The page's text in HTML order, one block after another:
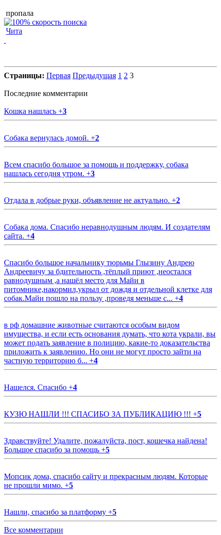
пропала
Чита
Страницы: Первая Предыдущая 1 2 3
Последние комментарии
Кошка нашлась +3
Собака вернулась домой. +2
Всем спасибо большое за помощь и поддержку, собака
нашлась сегодня утром. +3
Отдала в добрые руки, объявление не актуально. +2
Собака дома. Спасибо неравнодушным людям. И создателям
сайта. +4
Спасибо большое начальнику тюрьмы Глызину Андрею
Андреевичу за бдительность ,тёплый приют ,неостался
равнодушным ,а нашёл место для Майи в
питомнике,накормил,укрыл от дождя и отдельной клетке для
собак.Майи пошло на пользу ,проведя меньше с... +4
в рф домашние животные считаются особым видом
имущества, и если есть основания думать, что кота украли, вы
может подать заявление в полицию, какие-то доказательства
приложить к заявлению. Но они не могут просто зайти на
частную территорию б... +4
Нашелся. Спасибо +4
КУЗЮ НАШЛИ !!! СПАСИБО ЗА ПУБЛИКАЦИЮ !!! +5
Здравствуйте! Удалите, пожалуйста, пост, кошечка найдена!
Большое спасибо за помощь +5
Мопсик дома, спасибо сайту и прекрасным людям. Которые
не прошли мимо. +5
Нашли, спасибо за платформу +5
Все комментарии